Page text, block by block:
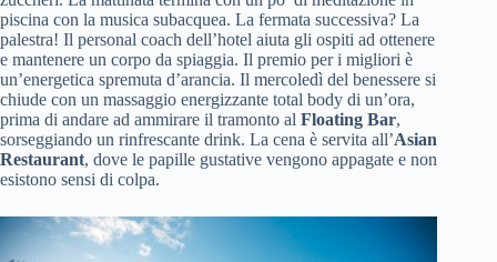
piscina con la musica subacquea. La fermata successiva? La
palestra! Il personal coach dell’hotel aiuta gli ospiti ad ottenere
e mantenere un corpo da spiaggia. Il premio per i migliori è
un’energetica spremuta d’arancia. Il mercoledì del benessere si
chiude con un massaggio energizzante total body di un’ora,
prima di andare ad ammirare il tramonto al Floating Bar,
sorseggiando un rinfrescante drink. La cena è servita all’Asian
Restaurant, dove le papille gustative vengono appagate e non
esistono sensi di colpa.